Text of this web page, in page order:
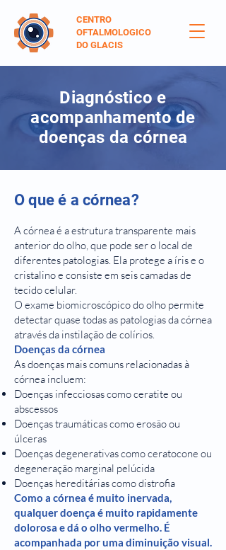
CENTRO
OFTALMOLOGICO
DO GLACIS
Diagnóstico e
acompanhamento de
doenças da córnea
O que é a córnea?
A córnea é a estrutura transparente mais
anterior do olho, que pode ser o local de
diferentes patologias. Ela protege a íris e o
cristalino e consiste em seis camadas de
tecido celular.
O exame biomicroscópico do olho permite
detectar quase todas as patologias da córnea
através da instilação de colírios.
Doenças da córnea
As doenças mais comuns relacionadas à
córnea incluem:
Doenças infecciosas como ceratite ou
abscessos
Doenças traumáticas como erosão ou
úlceras
Doenças degenerativas como ceratocone ou
degeneração marginal pelúcida
Doenças hereditárias como distrofia
Como a córnea é muito inervada,
qualquer doença é muito rapidamente
dolorosa e dá o olho vermelho. É
acompanhada por uma diminuição visual.